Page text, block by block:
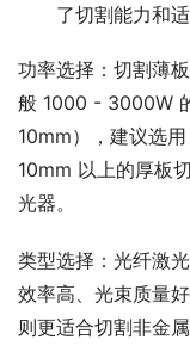
了切割能力和
功率选择：切割薄
般 1000 - 3000W
10mm），建议选
10mm 以上的厚板
光器。
类型选择：光纤激
效率高、光束质量
则更适合切割非金